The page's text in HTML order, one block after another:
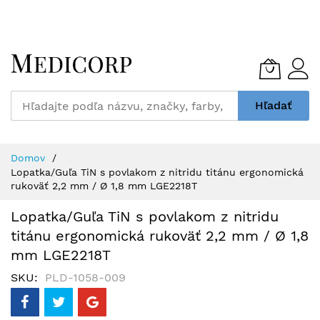
to
Content
Hľadať
Domov
Lopatka/Guľa TiN s povlakom z nitridu titánu ergonomická
rukoväť 2,2 mm / Ø 1,8 mm LGE2218T
Lopatka/Guľa TiN s povlakom z nitridu
titánu ergonomická rukoväť 2,2 mm / Ø 1,8
mm LGE2218T
SKU PLD-1058-009